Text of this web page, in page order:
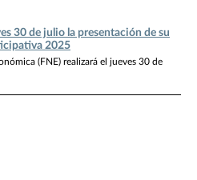
30 de julio la presentación de su
2025
(FNE) realizará el jueves 30 de